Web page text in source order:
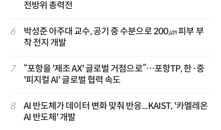
전방위 총력전
6
박성준 아주대 교수, 공기 중 수분으로 200㎛ 피부 부
착 전지 개발
7
“포항을 '제조 AX' 글로벌 거점으로”…포항TP, 한·중
'피지컬 AI' 글로벌 협력 속도
8
AI 반도체가 데이터 변화 맞춰 반응...KAIST, '카멜레온
AI 반도체' 개발